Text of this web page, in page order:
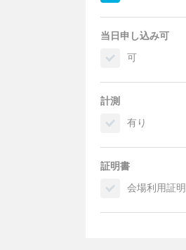
当日申し込み可
可
計測
有り
証明書
会場利用証明